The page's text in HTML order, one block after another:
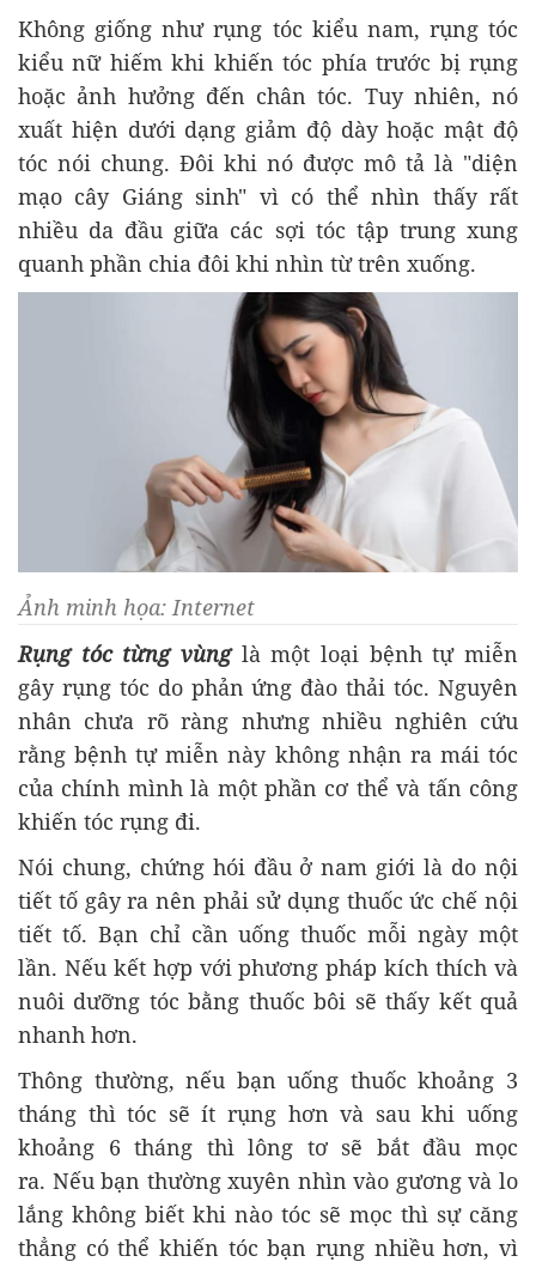
Không giống như rụng tóc kiểu nam, rụng tóc
kiểu nữ hiếm khi khiến tóc phía trước bị rụng
hoặc ảnh hưởng đến chân tóc. Tuy nhiên, nó
xuất hiện dưới dạng giảm độ dày hoặc mật độ
tóc nói chung. Đôi khi nó được mô tả là "diện
mạo cây Giáng sinh" vì có thể nhìn thấy rất
nhiều da đầu giữa các sợi tóc tập trung xung
quanh phần chia đôi khi nhìn từ trên xuống.
Ảnh minh họa: Internet
Rụng tóc từng vùnglà một loại bệnh tự miễn
gây rụng tóc do phản ứng đào thải tóc. Nguyên
nhân chưa rõ ràng nhưng nhiều nghiên cứu
rằng bệnh tự miễn này không nhận ra mái tóc
của chính mình là một phần cơ thể và tấn công
khiến tóc rụng đi.
Nói chung, chứng hói đầu ở nam giới là do nội
tiết tố gây ra nên phải sử dụng thuốc ức chế nội
tiết tố. Bạn chỉ cần uống thuốc mỗi ngày một
lần. Nếu kết hợp với phương pháp kích thích và
nuôi dưỡng tóc bằng thuốc bôi sẽ thấy kết quả
nhanh hơn.
Thông thường, nếu bạn uống thuốc khoảng 3
tháng thì tóc sẽ ít rụng hơn và sau khi uống
khoảng 6 tháng thì lông tơ sẽ bắt đầu mọc
ra. Nếu bạn thường xuyên nhìn vào gương và lo
lắng không biết khi nào tóc sẽ mọc thì sự căng
thẳng có thể khiến tóc bạn rụng nhiều hơn, vì